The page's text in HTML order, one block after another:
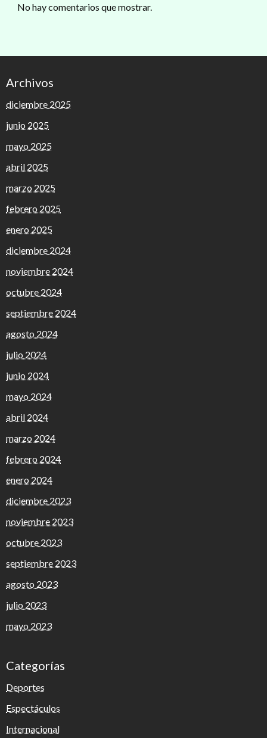
No hay comentarios que mostrar.
Archivos
diciembre 2025
junio 2025
mayo 2025
abril 2025
marzo 2025
febrero 2025
enero 2025
diciembre 2024
noviembre 2024
octubre 2024
septiembre 2024
agosto 2024
julio 2024
junio 2024
mayo 2024
abril 2024
marzo 2024
febrero 2024
enero 2024
diciembre 2023
noviembre 2023
octubre 2023
septiembre 2023
agosto 2023
julio 2023
mayo 2023
Categorías
Deportes
Espectáculos
Internacional